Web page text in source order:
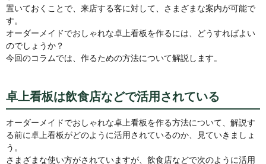
置いておくことで、来店する客に対して、さまざまな案内が可能で
す。
オーダーメイドでおしゃれな卓上看板を作るには、どうすればよい
のでしょうか？
今回のコラムでは、作るための方法について解説します。
卓上看板は飲食店などで活用されている
オーダーメイドでおしゃれな卓上看板を作る方法について、解説す
る前に卓上看板がどのように活用されているのか、見ていきましょ
う。
さまざまな使い方がされていますが、飲食店などで次のように活用